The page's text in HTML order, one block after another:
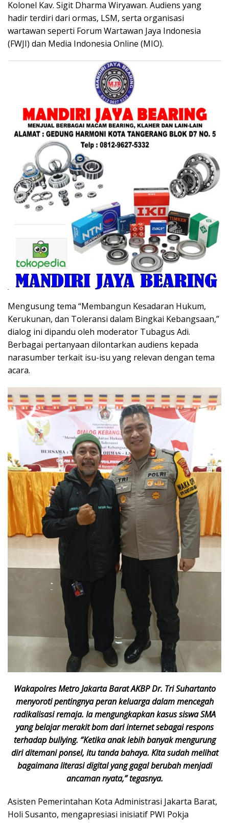
Kolonel Kav. Sigit Dharma Wiryawan. Audiens yang
hadir terdiri dari ormas, LSM, serta organisasi
wartawan seperti Forum Wartawan Jaya Indonesia
(FWJI) dan Media Indonesia Online (MIO).
Mengusung tema “Membangun Kesadaran Hukum,
Kerukunan, dan Toleransi dalam Bingkai Kebangsaan,”
dialog ini dipandu oleh moderator Tubagus Adi.
Berbagai pertanyaan dilontarkan audiens kepada
narasumber terkait isu-isu yang relevan dengan tema
acara.
Wakapolres Metro Jakarta Barat AKBP Dr. Tri Suhartanto
menyoroti pentingnya peran keluarga dalam mencegah
radikalisasi remaja. Ia mengungkapkan kasus siswa SMA
yang belajar merakit bom dari internet sebagai respons
terhadap bullying. “Ketika anak lebih banyak mengurung
diri ditemani ponsel, itu tanda bahaya. Kita sudah melihat
bagaimana literasi digital yang gagal berubah menjadi
ancaman nyata,” tegasnya.
Asisten Pemerintahan Kota Administrasi Jakarta Barat,
Holi Susanto, mengapresiasi inisiatif PWI Pokja